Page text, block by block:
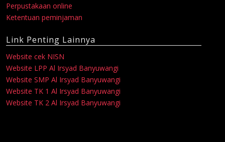
Perpustakaan online
Ketentuan peminjaman
Link Penting Lainnya
Website cek NISN
Website LPP Al Irsyad Banyuwangi
Website SMP Al Irsyad Banyuwangi
Website TK 1 Al Irsyad Banyuwangi
Website TK 2 Al Irsyad Banyuwangi